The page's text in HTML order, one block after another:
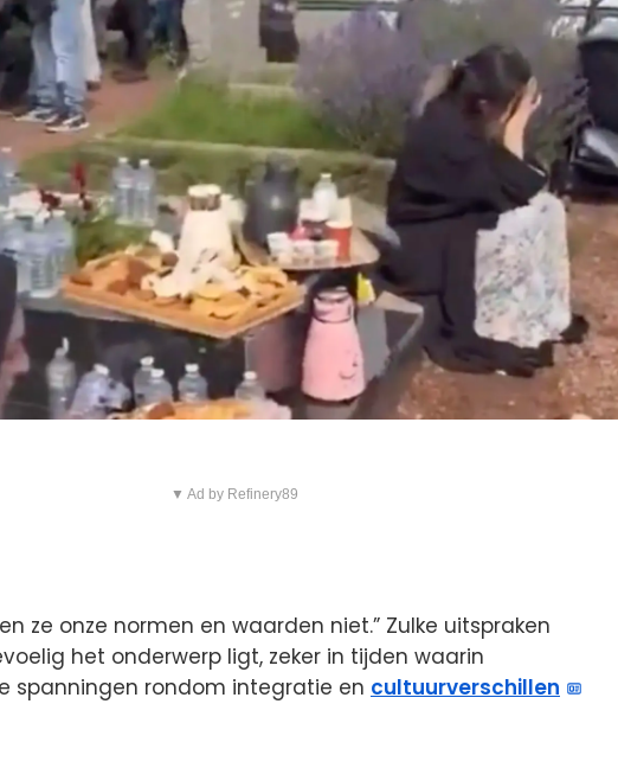
▼ Ad by Refinery89
ze onze normen en waarden niet.” Zulke uitspraken
het onderwerp ligt, zeker in tijden waarin
spanningen rondom integratie en cultuurverschillen